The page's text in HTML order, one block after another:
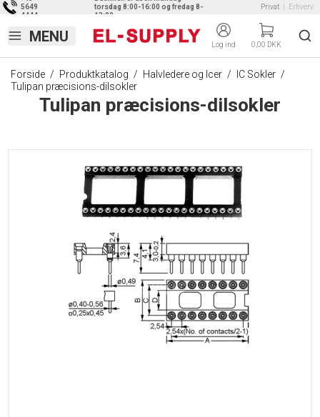
5649
4444
torsdag 8:00-16:00 og fredag 8-
13:00
Privat Erhverv
Log ind 0,00 DKK
Forside / Produktkatalog / Halvledere og Icer / IC Sokler /
Tulipan præcisions-dilsokler
Tulipan præcisions-dilsokler